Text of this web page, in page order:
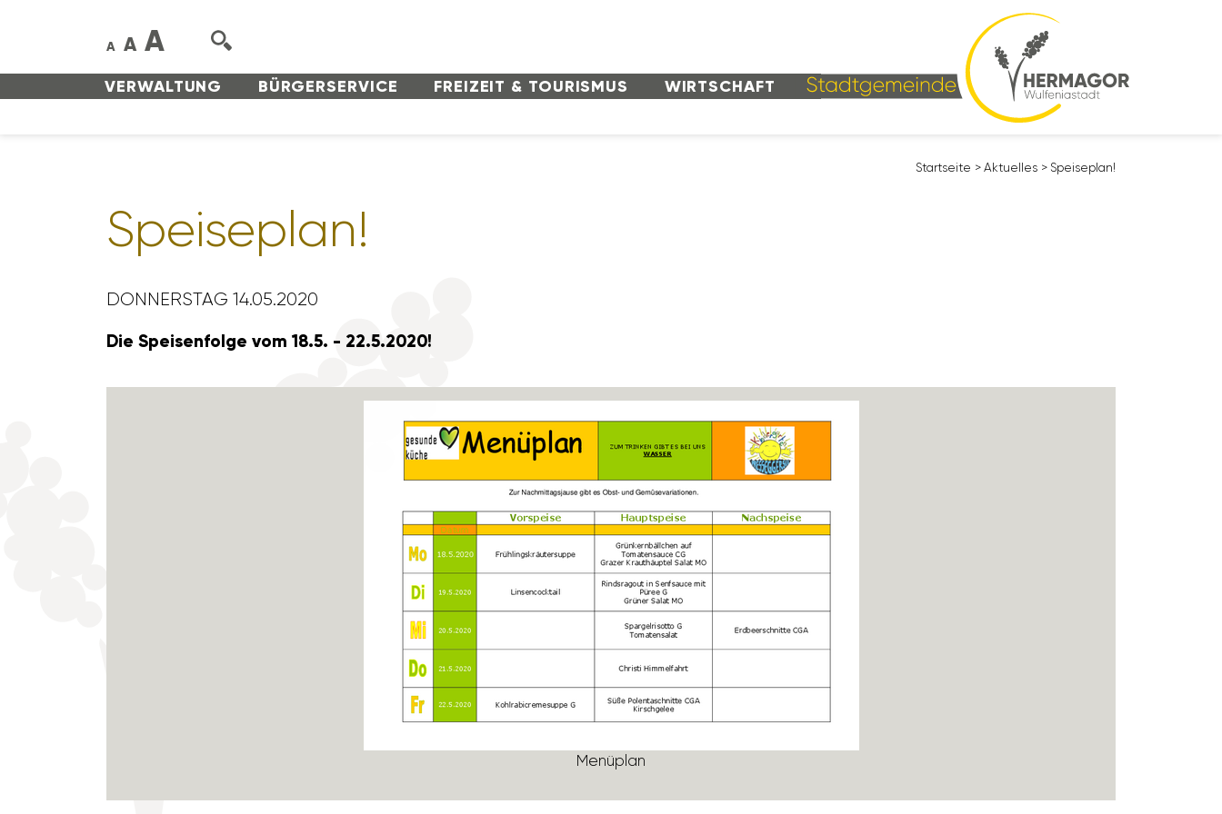
VERWAL­TUNG BÜRGER­SERVICE FREI­ZEIT & TOURISMUS WIRT­SCHAFT
A A A
Start­seite > Aktu­elles > Spei­se­plan!
Spei­se­plan!
DONNERSTAG 14.05.2020
Die Spei­sen­folge vom 18.5. - 22.5.2020!
Menü­plan